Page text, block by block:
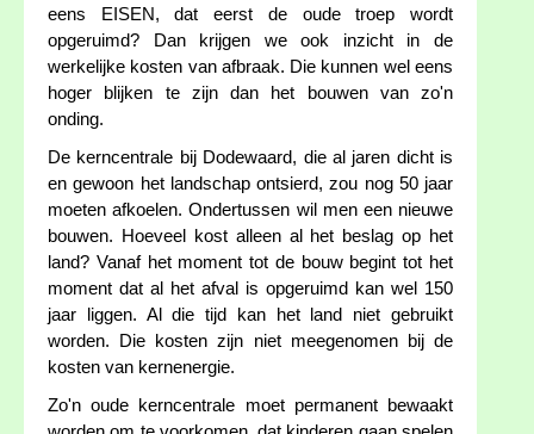
eens EISEN, dat eerst de oude troep wordt
opgeruimd? Dan krijgen we ook inzicht in de
werkelijke kosten van afbraak. Die kunnen wel eens
hoger blijken te zijn dan het bouwen van zo'n
onding.
De kerncentrale bij Dodewaard, die al jaren dicht is
en gewoon het landschap ontsierd, zou nog 50 jaar
moeten afkoelen. Ondertussen wil men een nieuwe
bouwen. Hoeveel kost alleen al het beslag op het
land? Vanaf het moment tot de bouw begint tot het
moment dat al het afval is opgeruimd kan wel 150
jaar liggen. Al die tijd kan het land niet gebruikt
worden. Die kosten zijn niet meegenomen bij de
kosten van kernenergie.
Zo'n oude kerncentrale moet permanent bewaakt